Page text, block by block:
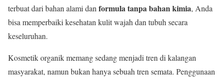
terbuat dari bahan alami dan formula tanpa bahan kimia, Anda
bisa memperbaiki kesehatan kulit wajah dan tubuh secara
keseluruhan.
Kosmetik organik memang sedang menjadi tren di kalangan
masyarakat, namun bukan hanya sebuah tren semata. Penggunaan